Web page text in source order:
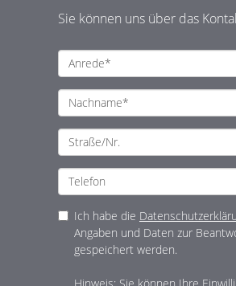
Sie können uns über das
Ich habe die
Angaben und Daten zur
gespeichert werden.